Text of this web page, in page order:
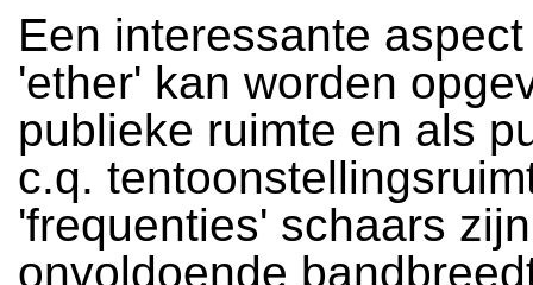
Een interessante
'ether' kan worden
publieke ruimte en als
c.q.
'frequenties' schaars
onvoldoende